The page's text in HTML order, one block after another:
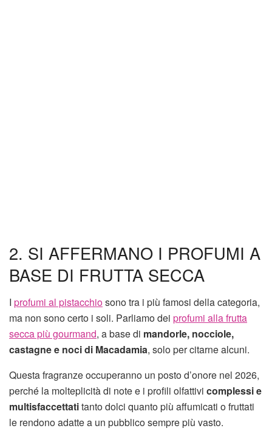
2. SI AFFERMANO I PROFUMI A
BASE DI FRUTTA SECCA
I profumi al pistacchiosono tra i più famosi della categoria,
ma non sono certo i soli. Parliamo dei profumi alla frutta
secca più gourmand, a base di mandorle, nocciole,
castagne e noci di Macadamia, solo per citarne alcuni.
Questa fragranze occuperanno un posto d’onore nel 2026,
perché la molteplicità di note e i profili olfattivi complessi e
multisfaccettatitanto dolci quanto più affumicati o fruttati
le rendono adatte a un pubblico sempre più vasto.